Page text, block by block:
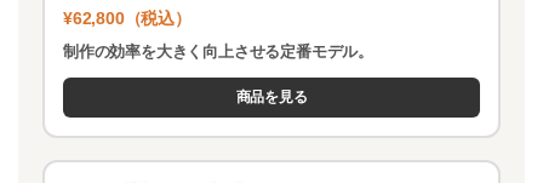
¥62,800（税込）
制作の効率を大きく向上させる定番モデル。
商品を見る